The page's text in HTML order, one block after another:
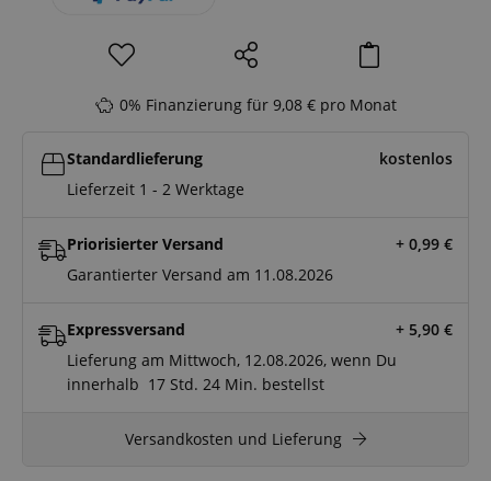
0% Finanzierung für 9,08 € pro Monat
Standardlieferung
kostenlos
Lieferzeit 1 - 2 Werktage
Priorisierter Versand + 0,99 €
Garantierter Versand am 11.08.2026
Expressversand + 5,90 €
Lieferung am Mittwoch, 12.08.2026, wenn Du
innerhalb 17 Std. 24 Min. bestellst
Versandkosten und Lieferung